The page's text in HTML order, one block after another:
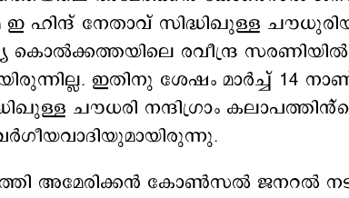
ഇ ഹിന്ദ് നേതാവ് സിദ്ധിഖുള്ള
കൊൽക്കത്തയിലെ രവീന്ദ്ര
ഇതിനു ശേഷം മാർച്ച് 14
ചൗധരി നന്ദിഗ്രാം
അമേരിക്കൻ കോൺസൽ ജനറൽ